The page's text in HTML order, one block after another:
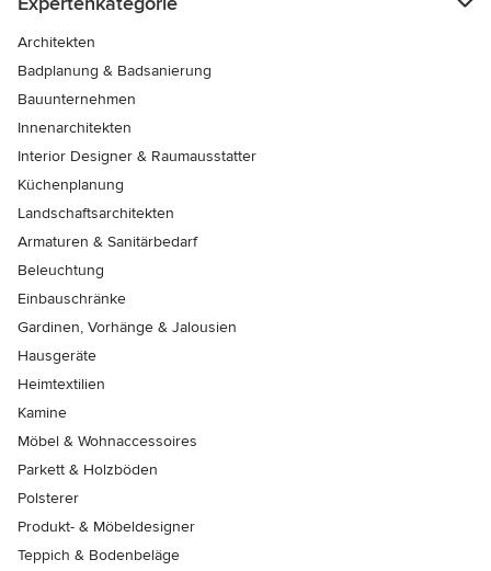
Architekten
Badplanung & Badsanierung
Bauunternehmen
Innenarchitekten
Interior Designer & Raumausstatter
Küchenplanung
Landschaftsarchitekten
Armaturen & Sanitärbedarf
Beleuchtung
Einbauschränke
Gardinen, Vorhänge & Jalousien
Hausgeräte
Heimtextilien
Kamine
Möbel & Wohnaccessoires
Parkett & Holzböden
Polsterer
Produkt- & Möbeldesigner
Teppich & Bodenbeläge